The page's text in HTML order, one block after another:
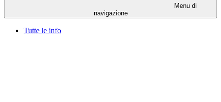
Menu di
navigazione
Tutte le info